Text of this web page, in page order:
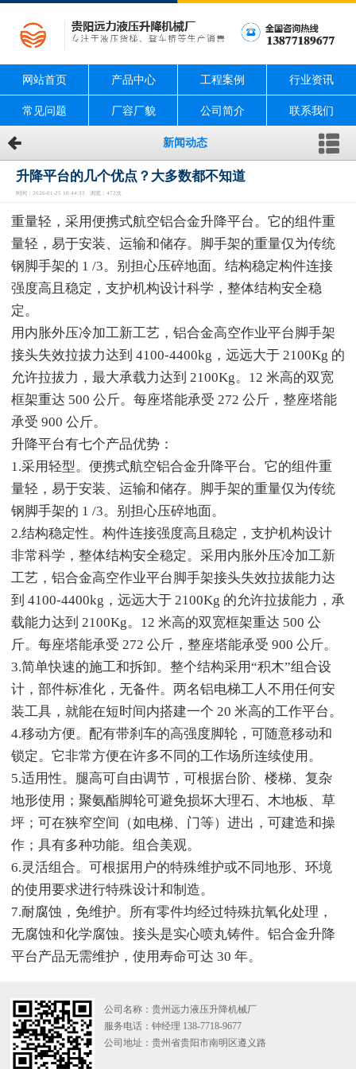
网站首页 产品中心 工程案例 行业资讯
常见问题 厂容厂貌 公司简介 联系我们
新闻动态
升降平台的几个优点？大多数都不知道
时间：2026-01-25 10:44:33 浏览：472次
重量轻，采用便携式航空铝合金升降平台。它的组件重
量轻，易于安装、运输和储存。脚手架的重量仅为传统
钢脚手架的 1 /3。别担心压碎地面。结构稳定构件连接
强度高且稳定，支护机构设计科学，整体结构安全稳
定。
用内胀外压冷加工新工艺，铝合金高空作业平台脚手架
接头失效拉拔力达到 4100-4400kg，远远大于 2100Kg 的
允许拉拔力，最大承载力达到 2100Kg。12 米高的双宽
框架重达 500 公斤。每座塔能承受 272 公斤，整座塔能
承受 900 公斤。
升降平台有七个产品优势：
1.采用轻型。便携式航空铝合金升降平台。它的组件重
量轻，易于安装、运输和储存。脚手架的重量仅为传统
钢脚手架的 1 /3。别担心压碎地面。
2.结构稳定性。构件连接强度高且稳定，支护机构设计
非常科学，整体结构安全稳定。采用内胀外压冷加工新
工艺，铝合金高空作业平台脚手架接头失效拉拔能力达
到 4100-4400kg，远远大于 2100Kg 的允许拉拔能力，承
载能力达到 2100Kg。12 米高的双宽框架重达 500 公
斤。每座塔能承受 272 公斤，整座塔能承受 900 公斤。
3.简单快速的施工和拆卸。整个结构采用“积木”组合设
计，部件标准化，无备件。两名铝电梯工人不用任何安
装工具，就能在短时间内搭建一个 20 米高的工作平台。
4.移动方便。配有带刹车的高强度脚轮，可随意移动和
锁定。它非常方便在许多不同的工作场所连续使用。
5.适用性。腿高可自由调节，可根据台阶、楼梯、复杂
地形使用；聚氨酯脚轮可避免损坏大理石、木地板、草
坪；可在狭窄空间（如电梯、门等）进出，可建造和操
作；具有多种功能。组合美观。
6.灵活组合。可根据用户的特殊维护或不同地形、环境
的使用要求进行特殊设计和制造。
7.耐腐蚀，免维护。所有零件均经过特殊抗氧化处理，
无腐蚀和化学腐蚀。接头是实心喷丸铸件。铝合金升降
平台产品无需维护，使用寿命可达 30 年。
公司名称：贵州远力液压升降机械厂
服务电话：钟经理 138-7718-9677
公司地址：贵州省贵阳市南明区遵义路